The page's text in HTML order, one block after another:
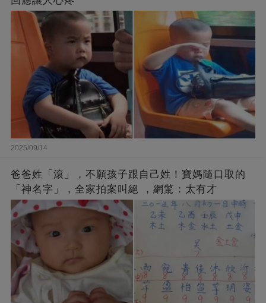
2025/09/14
爸爸姓「滾」，不願孩子跟自己姓！寶媽隨口取的
「神名字」，全家拍案叫絕 ，網驚：太有才